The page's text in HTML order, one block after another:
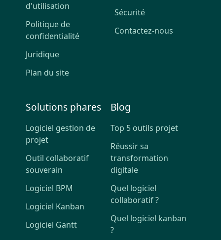
d'utilisation
Politique de
confidentialité
Juridique
Plan du site
Sécurité
Contactez-nous
Solutions phares
Logiciel gestion de
projet
Outil collaboratif
souverain
Logiciel BPM
Logiciel Kanban
Logiciel Gantt
Blog
Top 5 outils projet
Réussir sa
transformation
digitale
Quel logiciel
collaboratif ?
Quel logiciel kanban
?